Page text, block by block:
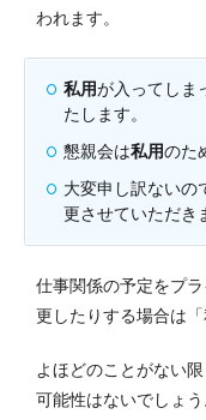
われます。
私用が入ってしま
たします。
懇親会は私用のた
大変申し訳ないの
更させていただき
仕事関係の予定をプ
更したりする場合は
よほどのことがない
可能性はないでしょう